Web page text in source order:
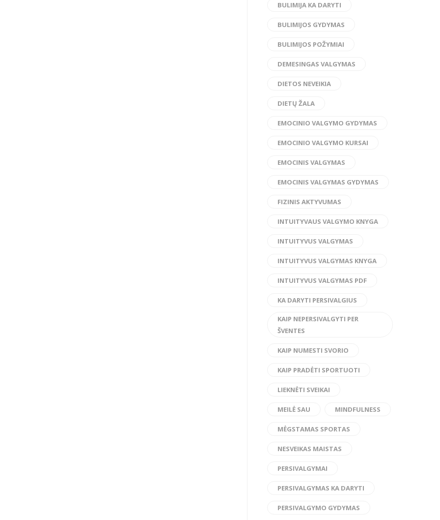
BULIMIJA KA DARYTI
BULIMIJOS GYDYMAS
BULIMIJOS POŽYMIAI
DEMESINGAS VALGYMAS
DIETOS NEVEIKIA
DIETŲ ŽALA
EMOCINIO VALGYMO GYDYMAS
EMOCINIO VALGYMO KURSAI
EMOCINIS VALGYMAS
EMOCINIS VALGYMAS GYDYMAS
FIZINIS AKTYVUMAS
INTUITYVAUS VALGYMO KNYGA
INTUITYVUS VALGYMAS
INTUITYVUS VALGYMAS KNYGA
INTUITYVUS VALGYMAS PDF
KA DARYTI PERSIVALGIUS
KAIP NEPERSIVALGYTI PER
ŠVENTES
KAIP NUMESTI SVORIO
KAIP PRADĖTI SPORTUOTI
LIEKNĖTI SVEIKAI
MEILĖ SAU MINDFULNESS
MĖGSTAMAS SPORTAS
NESVEIKAS MAISTAS
PERSIVALGYMAI
PERSIVALGYMAS KA DARYTI
PERSIVALGYMO GYDYMAS